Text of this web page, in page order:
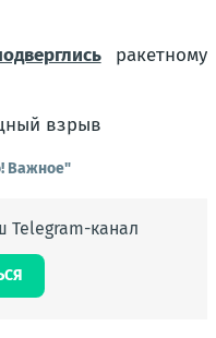
ракетному
взрыв
Важное"
Telegram-канал